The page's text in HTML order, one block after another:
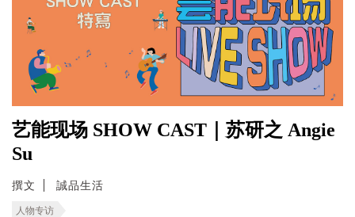
艺能现场 SHOW CAST｜苏研之 Angie
Su
撰文 誠品生活
人物专访